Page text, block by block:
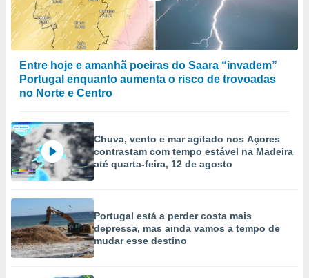
Entre hoje e amanhã poeiras do Saara “invadem”
Portugal enquanto aumenta o risco de trovoadas
no Norte e Centro
Chuva, vento e mar agitado nos Açores
contrastam com tempo estável na Madeira
até quarta-feira, 12 de agosto
Portugal está a perder costa mais
depressa, mas ainda vamos a tempo de
mudar esse destino